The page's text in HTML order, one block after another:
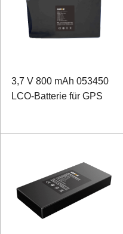
3,7 V 800 mAh 053450
LCO-Batterie für GPS